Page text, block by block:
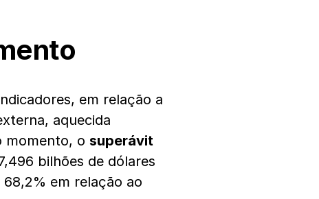
em relação a
aquecida
momento, o superávit
bilhões de dólares
em relação ao